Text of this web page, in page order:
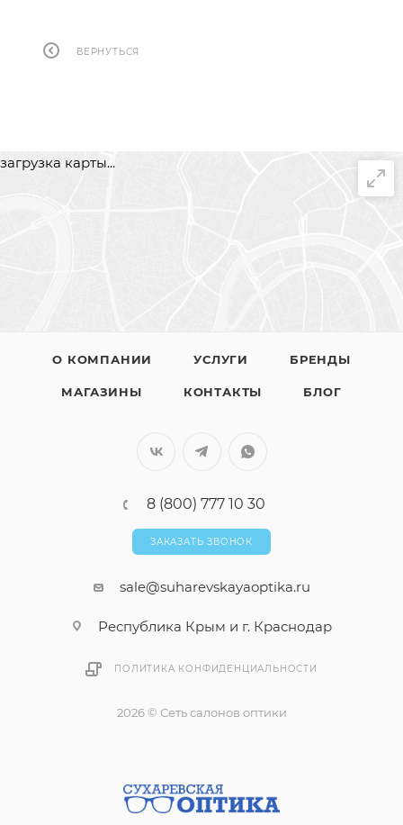
ВЕРНУТЬСЯ
загрузка карты...
О КОМПАНИИ УСЛУГИ БРЕНДЫ
МАГАЗИНЫ КОНТАКТЫ БЛОГ
8 (800) 777 10 30
ЗАКАЗАТЬ ЗВОНОК
sale@suharevskayaoptika.ru
Республика Крым и г. Краснодар
ПОЛИТИКА КОНФИДЕНЦИАЛЬНОСТИ
2026 © Сеть салонов оптики